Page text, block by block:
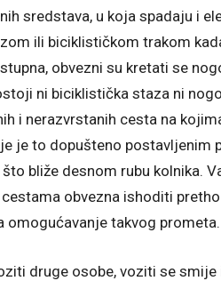
sredstava, u koja spadaju i
ili biciklističkom trakom
obvezni su kretati se
ni biciklistička staza ni
i nerazvrstanih cesta na
je to dopušteno postavljenim
bliže desnom rubu kolnika.
obvezna ishoditi
takvog prometa.
druge osobe, voziti se smije